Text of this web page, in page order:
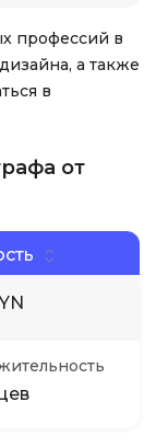
профессий в
а также
в
от